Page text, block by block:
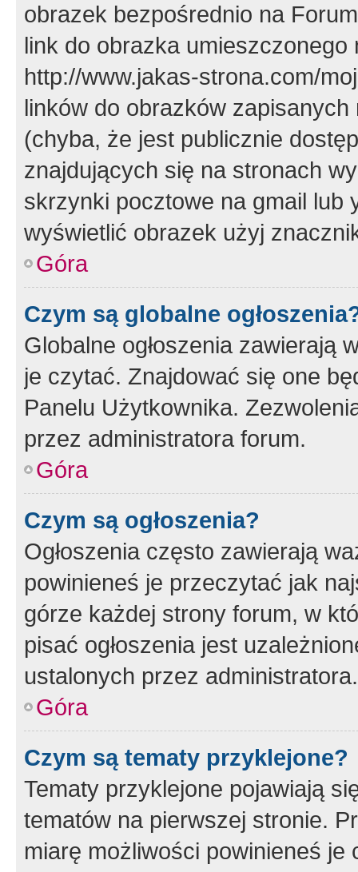
obrazek bezpośrednio na
link do obrazka
http://www.jakas-strona.com/
linków do obrazków
(chyba, że jest publicznie
znajdujących się na stronach
skrzynki pocztowe na gmail lub
wyświetlić obrazek użyj
Góra
Czym są globalne
Globalne ogłoszenia zawierają
je czytać. Znajdować się one
Panelu Użytkownika.
przez administratora forum.
Góra
Czym są ogłoszenia?
Ogłoszenia często zawierają
powinieneś je przeczytać jak
górze każdej strony forum, w
pisać ogłoszenia jest
ustalonych przez administratora.
Góra
Czym są tematy przyklejone?
Tematy przyklejone pojawiają
tematów na pierwszej stronie.
miarę możliwości powinieneś je